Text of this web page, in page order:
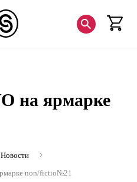
на ярмарке
Новости
non/fictio№21